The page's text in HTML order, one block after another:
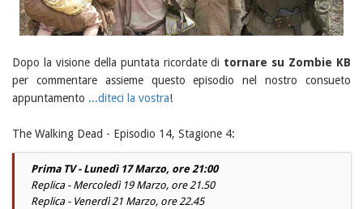
Dopo la visione della puntata ricordate di tornare su Zombie KB
per commentare assieme questo episodio nel nostro consueto
appuntamento ...diteci la vostra!
The Walking Dead - Episodio 14, Stagione 4:
Prima TV - Lunedì 17 Marzo, ore 21:00
Replica - Mercoledì 19 Marzo, ore 21.50
Replica - Venerdì 21 Marzo, ore 22.45